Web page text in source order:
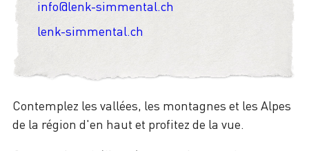
Contemplez les vallées, les montagnes et les Alpes
de la région d'en haut et profitez de la vue.
info@lenk-simmental.ch
lenk-simmental.ch